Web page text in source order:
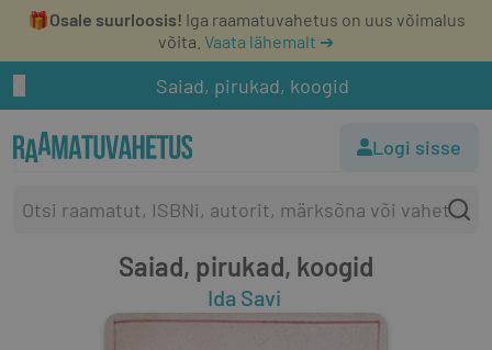
🎁Osale suurloosis! Iga raamatuvahetus on uus võimalus
võita. Vaata lähemalt ➔
Saiad, pirukad, koogid
Logi sisse
Saiad, pirukad, koogid
Ida Savi